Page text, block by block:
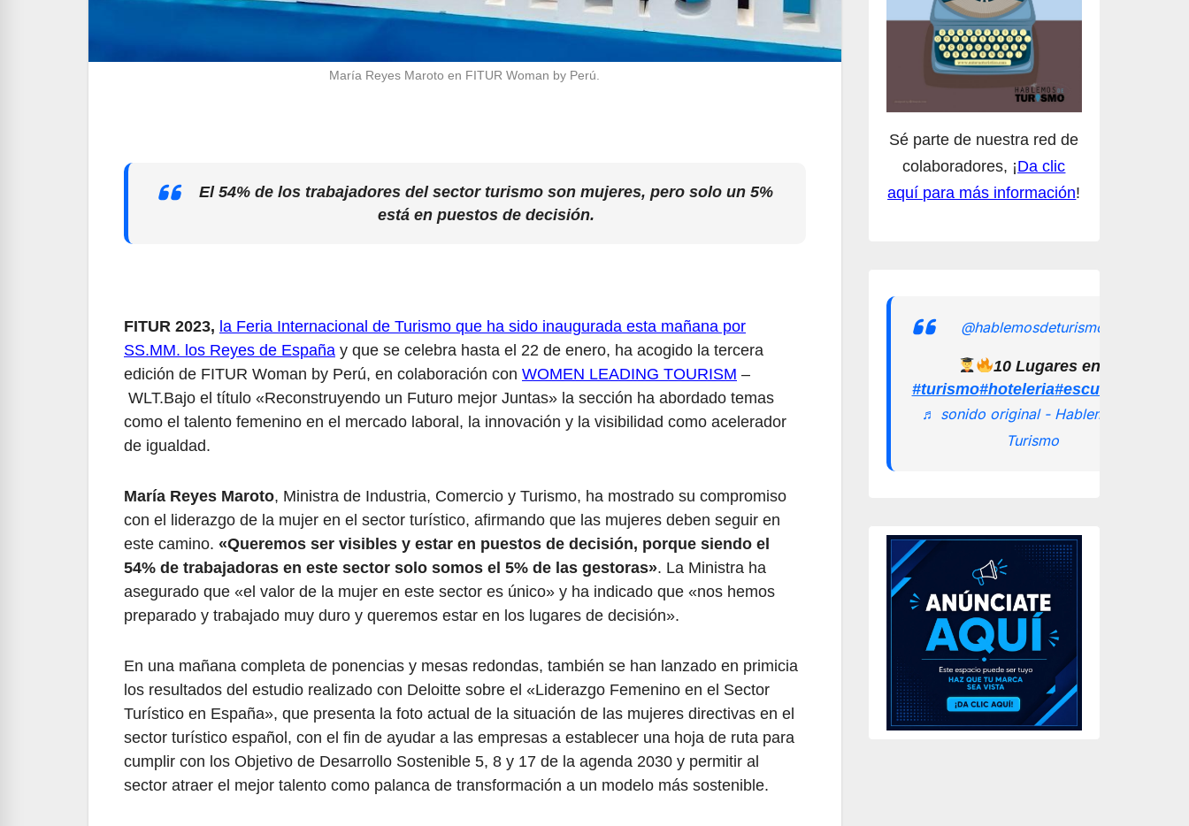
María Reyes Maroto en FITUR Woman by Perú.
El 54% de los trabajadores del sector turismo son mujeres, pero solo un 5%
está en puestos de decisión.
FITUR 2023, la Feria Internacional de Turismo que ha sido inaugurada esta mañana por
SS.MM. los Reyes de España y que se celebra hasta el 22 de enero, ha acogido la tercera
edición de FITUR Woman by Perú, en colaboración con WOMEN LEADING TOURISM –
WLT.Bajo el título «Reconstruyendo un Futuro mejor Juntas» la sección ha abordado temas
como el talento femenino en el mercado laboral, la innovación y la visibilidad como acelerador
de igualdad.
María Reyes Maroto, Ministra de Industria, Comercio y Turismo, ha mostrado su compromiso
con el liderazgo de la mujer en el sector turístico, afirmando que las mujeres deben seguir en
este camino. «Queremos ser visibles y estar en puestos de decisión, porque siendo el
54% de trabajadoras en este sector solo somos el 5% de las gestoras». La Ministra ha
asegurado que «el valor de la mujer en este sector es único» y ha indicado que «nos hemos
preparado y trabajado muy duro y queremos estar en los lugares de decisión».
En una mañana completa de ponencias y mesas redondas, también se han lanzado en primicia
los resultados del estudio realizado con Deloitte sobre el «Liderazgo Femenino en el Sector
Turístico en España», que presenta la foto actual de la situación de las mujeres directivas en el
sector turístico español, con el fin de ayudar a las empresas a establecer una hoja de ruta para
cumplir con los Objetivo de Desarrollo Sostenible 5, 8 y 17 de la agenda 2030 y permitir al
sector atraer el mejor talento como palanca de transformación a un modelo más sostenible.
Sé parte de nuestra red de
colaboradores, ¡Da clic
aquí para más información!
@hablemosdeturismomx
10 Lugares en los que
#turismo#hoteleria
♬ sonido original - Hablemos de
Turismo